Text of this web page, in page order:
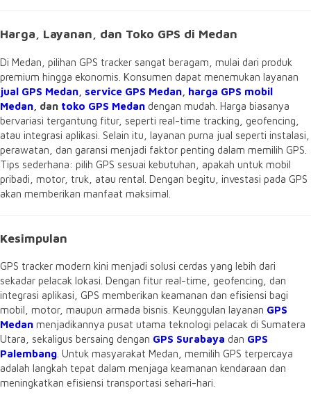
Harga, Layanan, dan Toko GPS di Medan
Di Medan, pilihan GPS tracker sangat beragam, mulai dari produk
premium hingga ekonomis. Konsumen dapat menemukan layanan
jual GPS Medan service GPS Medan harga GPS mobil
Medan , dan toko GPS Medan dengan mudah. Harga biasanya
bervariasi tergantung fitur, seperti real-time tracking, geofencing,
atau integrasi aplikasi. Selain itu, layanan purna jual seperti instalasi,
perawatan, dan garansi menjadi faktor penting dalam memilih GPS.
Tips sederhana: pilih GPS sesuai kebutuhan, apakah untuk mobil
pribadi, motor, truk, atau rental. Dengan begitu, investasi pada GPS
akan memberikan manfaat maksimal.
Kesimpulan
GPS tracker modern kini menjadi solusi cerdas yang lebih dari
sekadar pelacak lokasi. Dengan fitur real-time, geofencing, dan
integrasi aplikasi, GPS memberikan keamanan dan efisiensi bagi
mobil, motor, maupun armada bisnis. Keunggulan layanan GPS
Medan menjadikannya pusat utama teknologi pelacak di Sumatera
Utara, sekaligus bersaing dengan GPS Surabaya dan GPS
Palembang . Untuk masyarakat Medan, memilih GPS terpercaya
adalah langkah tepat dalam menjaga keamanan kendaraan dan
meningkatkan efisiensi transportasi sehari-hari.